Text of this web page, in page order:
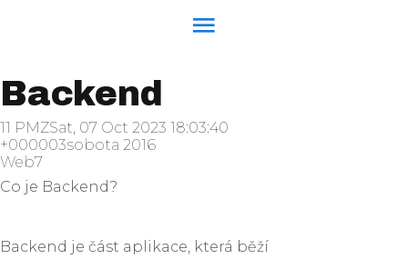
Backend
11 PMZSat, 07 Oct 2023 18:03:40
+000003sobota 2016
Web7
Co je Backend?
Backend je část aplikace, která běží